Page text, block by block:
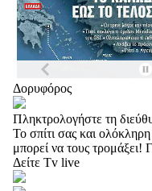
Δορυφόρος
Πληκτρολογήστε τη
Το σπίτι σας και
μπορεί να τους τρομάξει!
Δείτε Tv live